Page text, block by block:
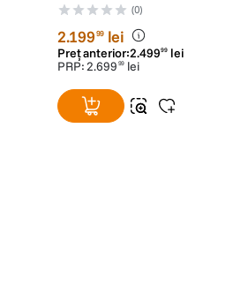
(0)
2.19999 lei
Preț anterior:2.49999 lei
PRP:2.699 99 lei